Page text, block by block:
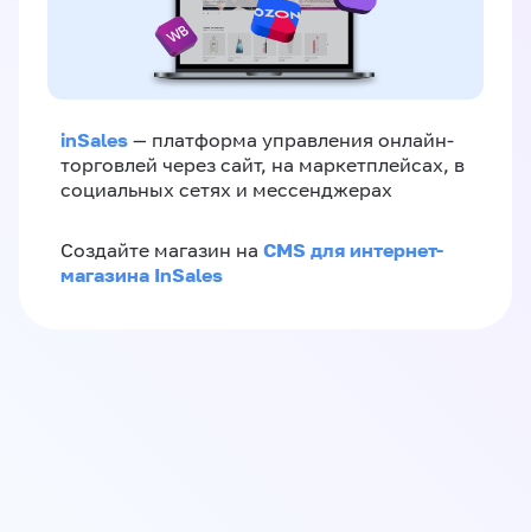
inSales — платформа управления онлайн-
торговлей через сайт, на маркетплейсах, в
социальных сетях и мессенджерах
Создайте магазин на CMS для интернет-
магазина InSales